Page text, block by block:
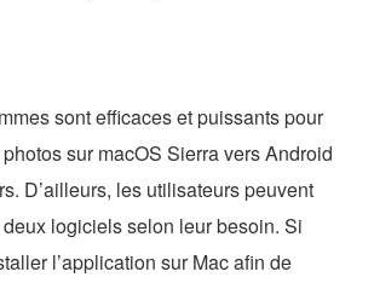
sont efficaces et puissants pour
sur macOS Sierra vers Android
D’ailleurs, les utilisateurs peuvent
logiciels selon leur besoin. Si
l’application sur Mac afin de